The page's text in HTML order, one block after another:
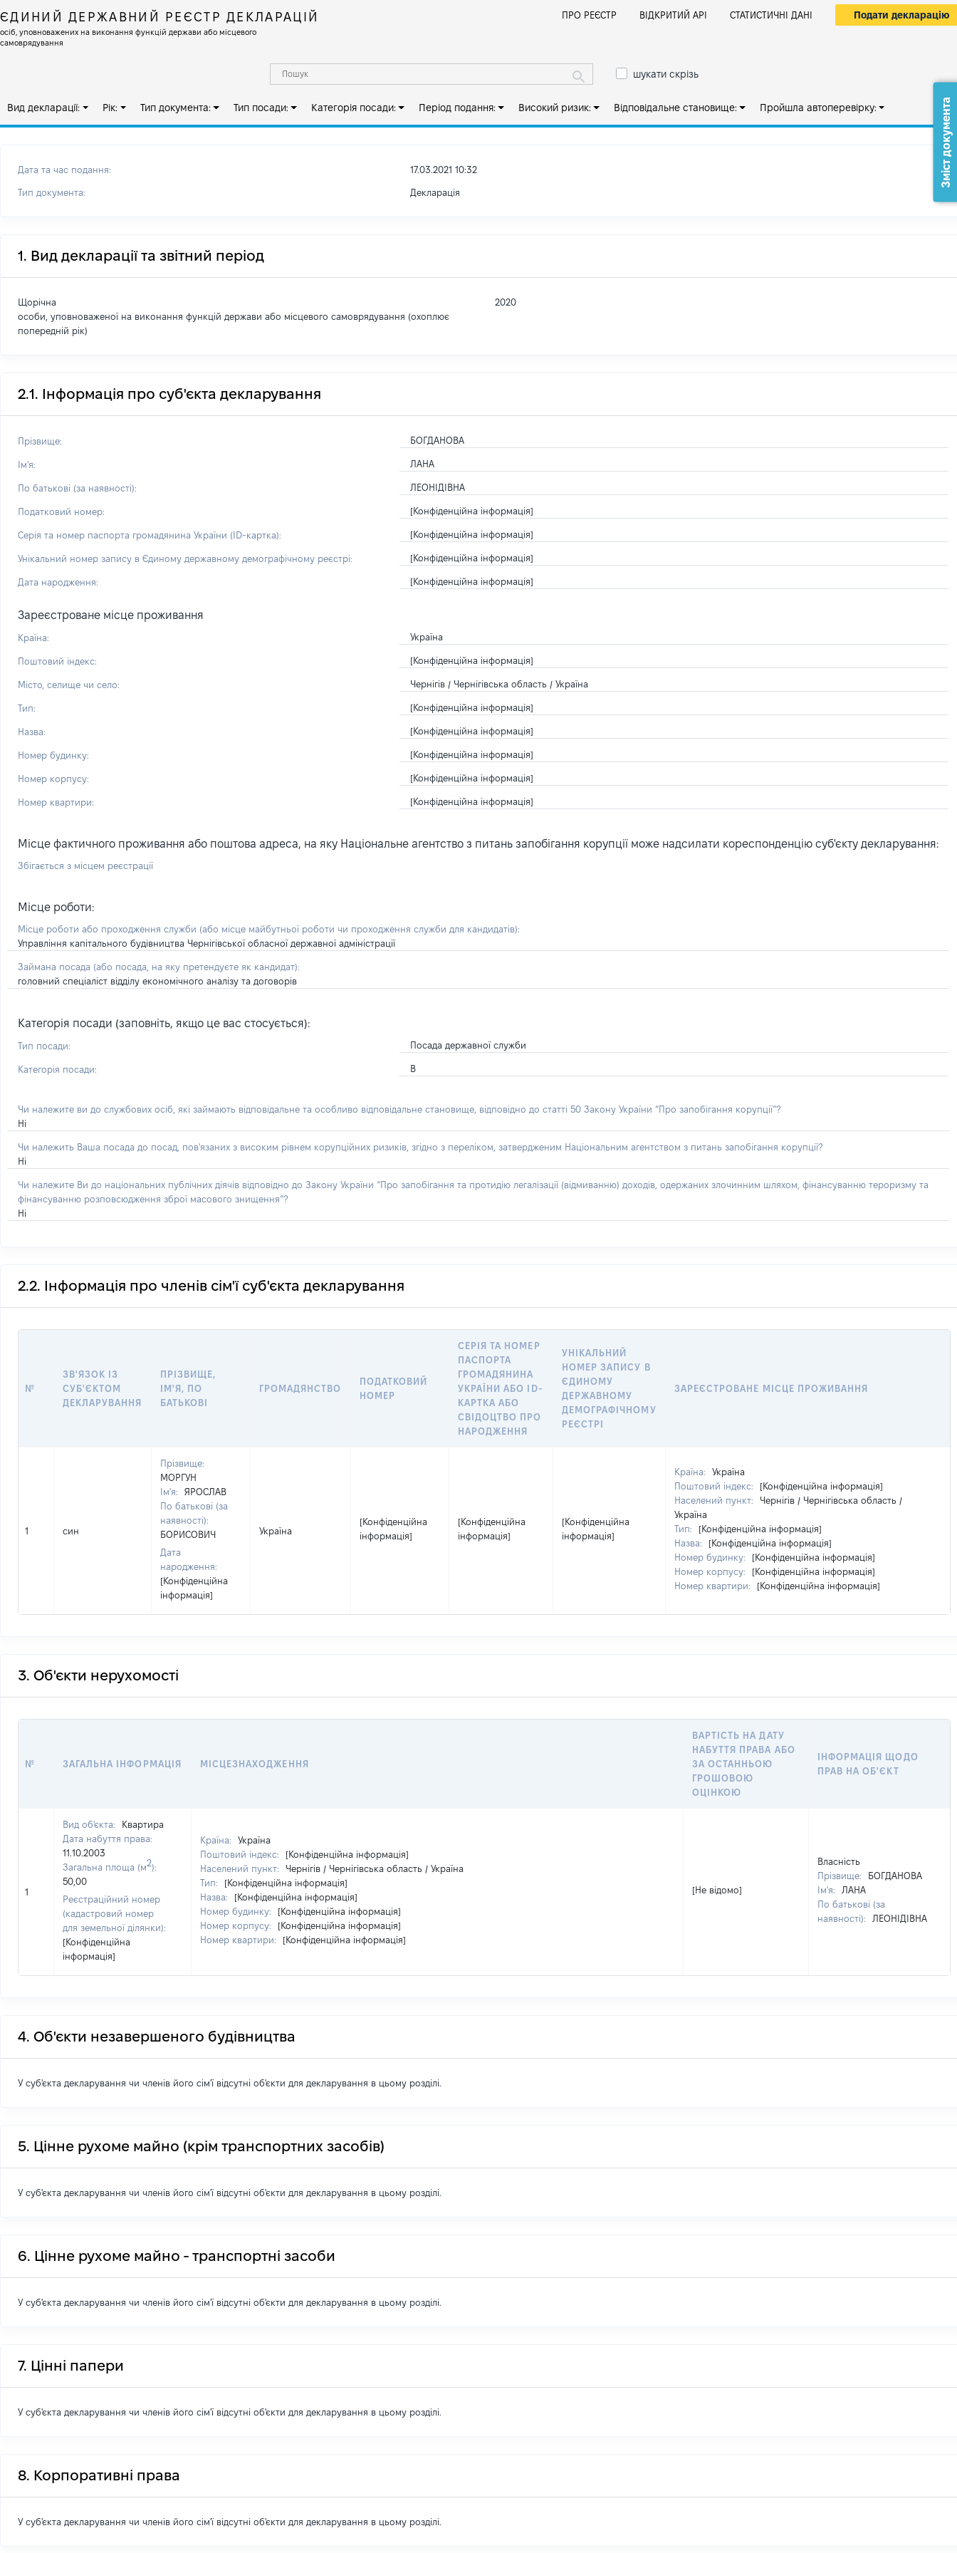
ЄДИНИЙ ДЕРЖАВНИЙ РЕЄСТР ДЕКЛАРАЦІЙ
осіб, уповноважених на виконання функцій держави або місцевого
самоврядування
ПРО РЕЄСТР ВІДКРИТИЙ АРІ СТАТИСТИЧНІ ДАНІ Подати декларацію
шукати скрізь
Вид декларації: Рік: Тип документа: Тип посади: Категорія посади: Період подання: Високий ризик: Відповідальне становище: Пройшла автоперевірку:
Дата та час подання: 17.03.2021 10:32
Тип документа: Декларація
1. Вид декларації та звітний період
Щорічна
особи, уповноваженої на виконання функцій держави або місцевого самоврядування (охоплює
попередній рік)
2020
2.1. Інформація про суб'єкта декларування
Прізвище: БОГДАНОВА
Ім'я: ЛАНА
По батькові (за наявності): ЛЕОНІДІВНА
Податковий номер: [Конфіденційна інформація]
Серія та номер паспорта громадянина України (ID-картка): [Конфіденційна інформація]
Унікальний номер запису в Єдиному державному демографічному реєстрі: [Конфіденційна інформація]
Дата народження: [Конфіденційна інформація]
Зареєстроване місце проживання
Країна: Україна
Поштовий індекс: [Конфіденційна інформація]
Місто, селище чи село: Чернігів / Чернігівська область / Україна
Тип: [Конфіденційна інформація]
Назва: [Конфіденційна інформація]
Номер будинку: [Конфіденційна інформація]
Номер корпусу: [Конфіденційна інформація]
Номер квартири: [Конфіденційна інформація]
Місце фактичного проживання або поштова адреса, на яку Національне агентство з питань запобігання корупції може надсилати кореспонденцію суб'єкту декларування:
Збігається з місцем реєстрації
Місце роботи:
Місце роботи або проходження служби (або місце майбутньої роботи чи проходження служби для кандидатів):
Управління капітального будівництва Чернігівської обласної державної адміністрації
Займана посада (або посада, на яку претендуєте як кандидат):
головний спеціаліст відділу економічного аналізу та договорів
Категорія посади (заповніть, якщо це вас стосується):
Тип посади: Посада державної служби
Категорія посади: В
Чи належите ви до службових осіб, які займають відповідальне та особливо відповідальне становище, відповідно до статті 50 Закону України “Про запобігання корупції”?
Ні
Чи належить Ваша посада до посад, пов'язаних з високим рівнем корупційних ризиків, згідно з переліком, затвердженим Національним агентством з питань запобігання корупції?
Ні
Чи належите Ви до національних публічних діячів відповідно до Закону України “Про запобігання та протидію легалізації (відмиванню) доходів, одержаних злочинним шляхом, фінансуванню тероризму та
фінансуванню розповсюдження зброї масового знищення”?
Ні
2.2. Інформація про членів сім'ї суб'єкта декларування
№
ЗВ'ЯЗОК ІЗ
СУБ'ЄКТОМ
ДЕКЛАРУВАННЯ
ПРІЗВИЩЕ,
ІМ'Я, ПО
БАТЬКОВІ
ГРОМАДЯНСТВО
ПОДАТКОВИЙ
НОМЕР
СЕРІЯ ТА НОМЕР
ПАСПОРТА
ГРОМАДЯНИНА
УКРАЇНИ АБО ID-
КАРТКА АБО
СВІДОЦТВО ПРО
НАРОДЖЕННЯ
УНІКАЛЬНИЙ
НОМЕР ЗАПИСУ В
ЄДИНОМУ
ДЕРЖАВНОМУ
ДЕМОГРАФІЧНОМУ
РЕЄСТРІ
ЗАРЕЄСТРОВАНЕ МІСЦЕ ПРОЖИВАННЯ
1 син
Прізвище:
МОРГУН
Ім'я:
ЯРОСЛАВ
По батькові (за
наявності):
БОРИСОВИЧ
Дата
народження:
[Конфіденційна
інформація]
Україна
[Конфіденційна
інформація]
[Конфіденційна
інформація]
[Конфіденційна
інформація]
Країна:
Україна
Поштовий індекс:
[Конфіденційна інформація]
Населений пункт:
Чернігів / Чернігівська область /
Україна
Тип:
[Конфіденційна інформація]
Назва:
[Конфіденційна інформація]
Номер будинку:
[Конфіденційна інформація]
Номер корпусу:
[Конфіденційна інформація]
Номер квартири:
[Конфіденційна інформація]
3. Об'єкти нерухомості
№ ЗАГАЛЬНА ІНФОРМАЦІЯ МІСЦЕЗНАХОДЖЕННЯ
ВАРТІСТЬ НА ДАТУ
НАБУТТЯ ПРАВА АБО
ЗА ОСТАННЬОЮ
ГРОШОВОЮ
ОЦІНКОЮ
ІНФОРМАЦІЯ ЩОДО
ПРАВ НА ОБ'ЄКТ
1
Вид об'єкта:
Квартира
Дата набуття права:
11.10.2003
Загальна площа (м2):
50,00
Реєстраційний номер
(кадастровий номер
для земельної ділянки):
[Конфіденційна
інформація]
Країна:
Україна
Поштовий індекс:
[Конфіденційна інформація]
Населений пункт:
Чернігів / Чернігівська область / Україна
Тип:
[Конфіденційна інформація]
Назва:
[Конфіденційна інформація]
Номер будинку:
[Конфіденційна інформація]
Номер корпусу:
[Конфіденційна інформація]
Номер квартири:
[Конфіденційна інформація]
[Не відомо]
Власність
Прізвище:
БОГДАНОВА
Ім'я:
ЛАНА
По батькові (за
наявності):
ЛЕОНІДІВНА
4. Об'єкти незавершеного будівництва
У суб'єкта декларування чи членів його сім'ї відсутні об'єкти для декларування в цьому розділі.
5. Цінне рухоме майно (крім транспортних засобів)
У суб'єкта декларування чи членів його сім'ї відсутні об'єкти для декларування в цьому розділі.
6. Цінне рухоме майно - транспортні засоби
У суб'єкта декларування чи членів його сім'ї відсутні об'єкти для декларування в цьому розділі.
7. Цінні папери
У суб'єкта декларування чи членів його сім'ї відсутні об'єкти для декларування в цьому розділі.
8. Корпоративні права
У суб'єкта декларування чи членів його сім'ї відсутні об'єкти для декларування в цьому розділі.
Зміст документа